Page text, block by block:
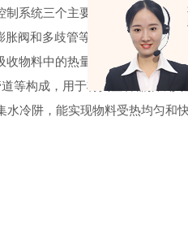
制系统三个主要部分。
和多歧管等组成，其任务是
物料中的热量，使物料降温并结
构成，用于将真空容器抽成真
冷阱，能实现物料受热均匀和